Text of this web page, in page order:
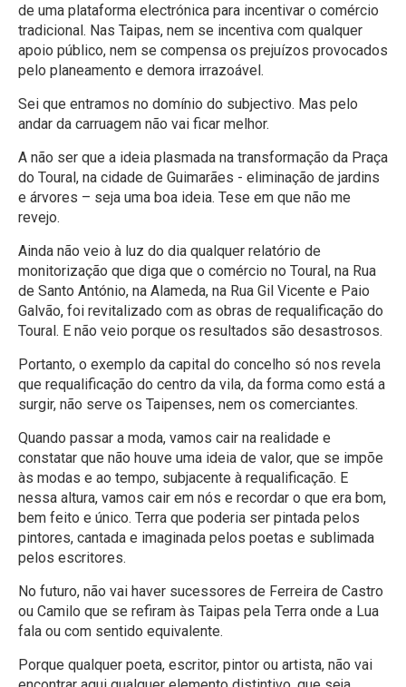
de uma plataforma electrónica para incentivar o comércio
tradicional. Nas Taipas, nem se incentiva com qualquer
apoio público, nem se compensa os prejuízos provocados
pelo planeamento e demora irrazoável.
Sei que entramos no domínio do subjectivo. Mas pelo
andar da carruagem não vai ficar melhor.
A não ser que a ideia plasmada na transformação da Praça
do Toural, na cidade de Guimarães - eliminação de jardins
e árvores – seja uma boa ideia. Tese em que não me
revejo.
Ainda não veio à luz do dia qualquer relatório de
monitorização que diga que o comércio no Toural, na Rua
de Santo António, na Alameda, na Rua Gil Vicente e Paio
Galvão, foi revitalizado com as obras de requalificação do
Toural. E não veio porque os resultados são desastrosos.
Portanto, o exemplo da capital do concelho só nos revela
que requalificação do centro da vila, da forma como está a
surgir, não serve os Taipenses, nem os comerciantes.
Quando passar a moda, vamos cair na realidade e
constatar que não houve uma ideia de valor, que se impõe
às modas e ao tempo, subjacente à requalificação. E
nessa altura, vamos cair em nós e recordar o que era bom,
bem feito e único. Terra que poderia ser pintada pelos
pintores, cantada e imaginada pelos poetas e sublimada
pelos escritores.
No futuro, não vai haver sucessores de Ferreira de Castro
ou Camilo que se refiram às Taipas pela Terra onde a Lua
fala ou com sentido equivalente.
Porque qualquer poeta, escritor, pintor ou artista, não vai